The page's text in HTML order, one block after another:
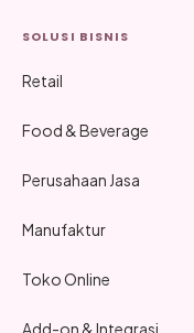
SOLUSI BISNIS
Retail
Food & Beverage
Perusahaan Jasa
Manufaktur
Toko Online
Add-on & Integrasi